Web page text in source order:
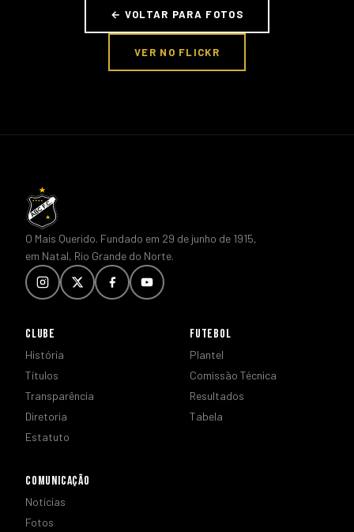
← VOLTAR PARA FOTOS
VER NO FLICKR
O Mais Querido. Fundado em 29 de junho de 1915,
em Natal, Rio Grande do Norte.
CLUBE
História
Títulos
Transparência
Diretoria
Estatuto
FUTEBOL
Plantel
Comissão Técnica
Resultados
Tabela
COMUNICAÇÃO
Notícias
Fotos